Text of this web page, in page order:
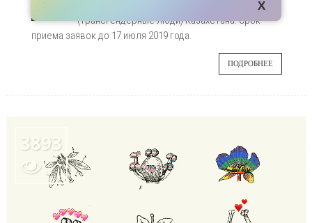
(трансгендерные люди) Казахстана. Срок
приема заявок до 17 июля 2019 года.
ПОДРОБНЕЕ
3893
